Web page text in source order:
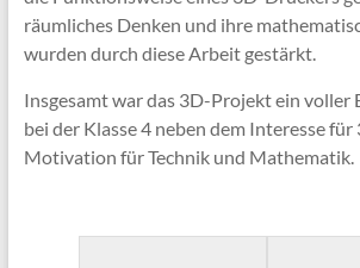
räumliches Denken und ihre
wurden durch diese Arbeit gestärkt.
Insgesamt war das 3D-Projekt ein voller
bei der Klasse 4 neben dem Interesse
Motivation für Technik und Mathematik.